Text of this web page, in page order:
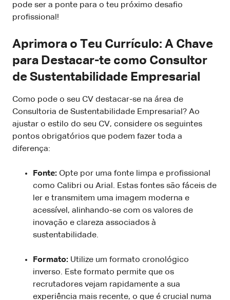
pode ser a ponte para o teu próximo desafio
profissional!
Aprimora o Teu Currículo: A Chave
para Destacar-te como Consultor
de Sustentabilidade Empresarial
Como pode o seu CV destacar-se na área de
Consultoria de Sustentabilidade Empresarial? Ao
ajustar o estilo do seu CV, considere os seguintes
pontos obrigatórios que podem fazer toda a
diferença:
Fonte: Opte por uma fonte limpa e profissional
como Calibri ou Arial. Estas fontes são fáceis de
ler e transmitem uma imagem moderna e
acessível, alinhando-se com os valores de
inovação e clareza associados à
sustentabilidade.
Formato: Utilize um formato cronológico
inverso. Este formato permite que os
recrutadores vejam rapidamente a sua
experiência mais recente, o que é crucial numa